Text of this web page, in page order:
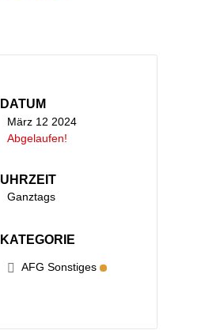
DATUM
März 12 2024
Abgelaufen!
UHRZEIT
Ganztags
KATEGORIE
AFG Sonstiges